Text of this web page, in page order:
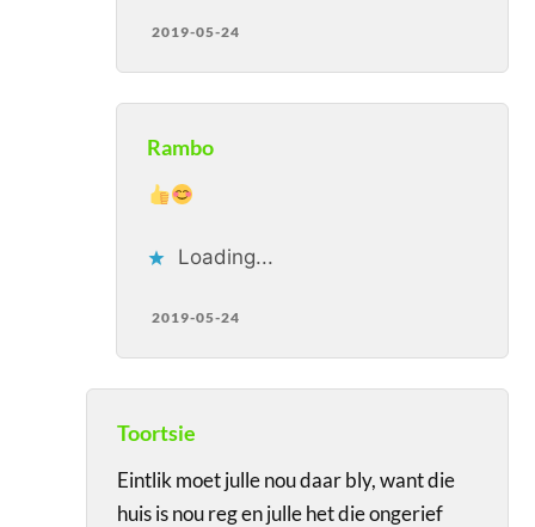
2019-05-24
Rambo
Loading...
2019-05-24
Toortsie
Eintlik moet julle nou daar bly, want die
huis is nou reg en julle het die ongerief